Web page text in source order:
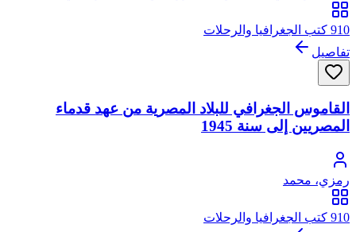
910 كتب الجغرافيا والرحلات
تفاصيل
القاموس الجغرافي للبلاد المصرية من عهد قدماء
المصريين إلى سنة 1945
رمزي، محمد
910 كتب الجغرافيا والرحلات